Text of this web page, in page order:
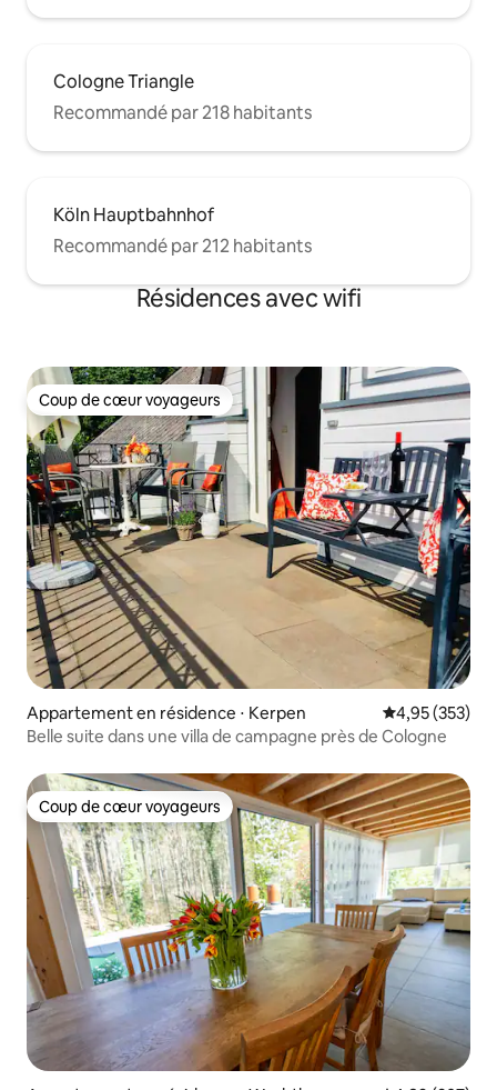
Cologne Triangle
Recommandé par 218 habitants
Köln Hauptbahnhof
Recommandé par 212 habitants
Résidences avec wifi
Coup de cœur voyageurs
Coup de cœur voyageurs
Appartement en résidence ⋅ Kerpen Évaluation
4,95 (353)
Belle suite dans une villa de campagne près de Cologne
Coup de cœur voyageurs
Coup de cœur voyageurs